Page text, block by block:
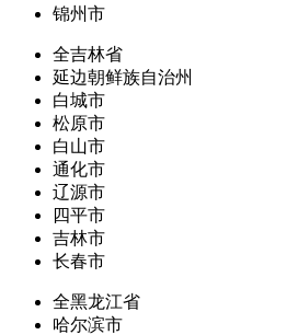
锦州市
全吉林省
延边朝鲜族自治州
白城市
松原市
白山市
通化市
辽源市
四平市
吉林市
长春市
全黑龙江省
哈尔滨市